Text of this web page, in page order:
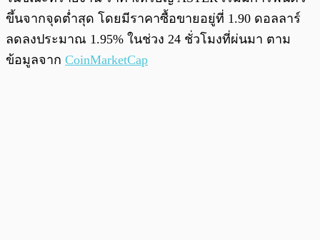
ขึ้นจากจุดต่ำสุด โดยมีราคาซื้อขายอยู่ที่ 1.90 ดอลลาร์
ลดลงประมาณ 1.95% ในช่วง 24 ชั่วโมงที่ผ่นมา ตาม
ข้อมูลจาก CoinMarketCap